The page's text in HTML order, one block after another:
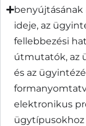
benyújtásának
ideje, az
fellebbezési
útmutatók, az
és az
elektronikus
ügytípusokhoz